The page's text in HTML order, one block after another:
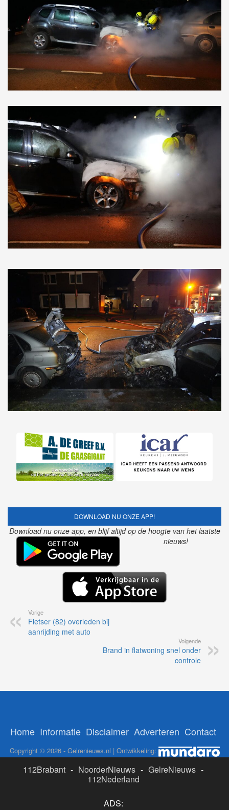
DOWNLOAD NU ONZE APP!
Download nu onze app, en blijf altijd op de hoogte van het laatste
nieuws!
Vorige
Fietser (82) overleden bij
aanrijding met auto
Volgende
Brand in flatwoning snel onder
controle
Home Informatie Disclaimer Adverteren Contact
Copyright © 2026 - Gelrenieuws.nl | Ontwikkeling:
112Brabant - NoorderNieuws - GelreNieuws -
112Nederland
ADS: